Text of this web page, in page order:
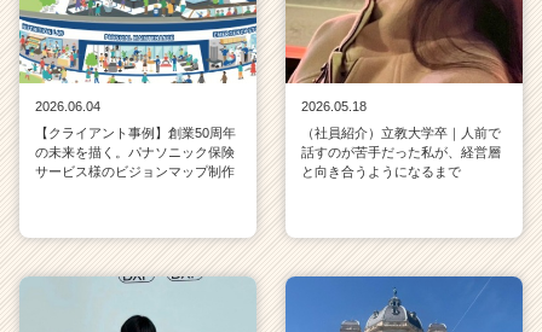
2026.06.04
【クライアント事例】創業50周年
の未来を描く。パナソニック保険
サービス様のビジョンマップ制作
2026.05.18
（社員紹介）立教大学卒｜人前で
話すのが苦手だった私が、経営層
と向き合うようになるまで